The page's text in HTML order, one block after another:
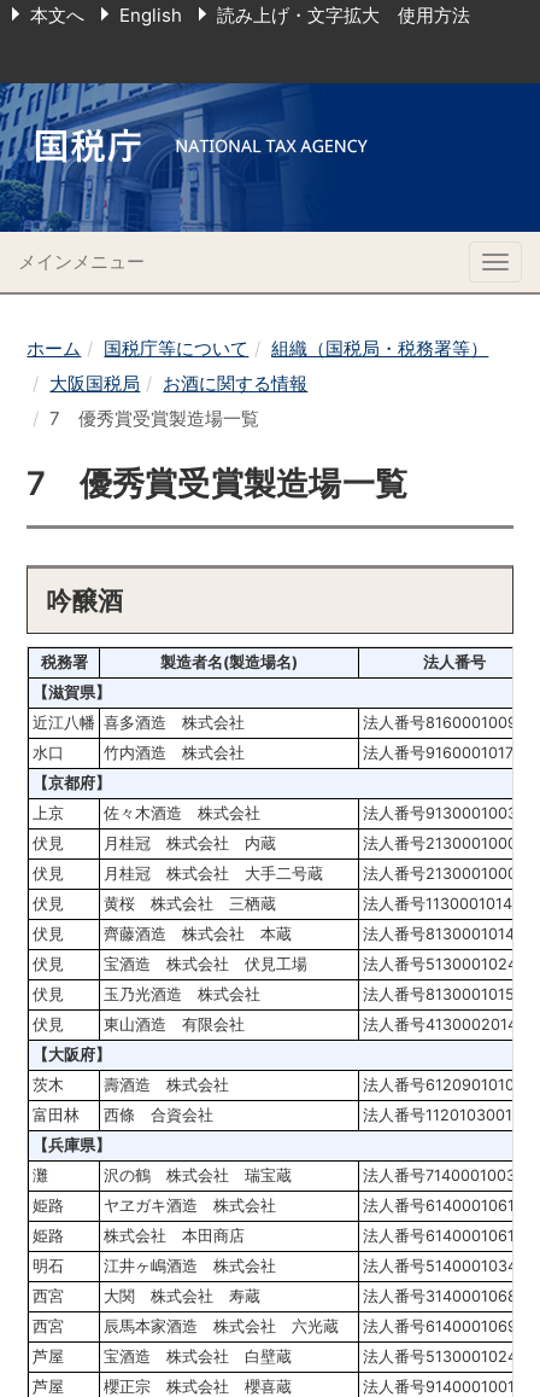
本文へ English 読み上げ・文字拡大 使用方法
メインメニュー
ホーム 国税庁等について
組織（国税局・税務署等）
大阪国税局
お酒に関する情報
7 優秀賞受賞製造場一覧
7 優秀賞受賞製造場一覧
吟醸酒
税務署 製造者名(製造場名)
法人番号
【滋賀県】
近江八幡 喜多酒造 株式会社
法人番号
水口
竹内酒造 株式会社
法人番号9160001017515
【京都府】
上京
佐々木酒造 株式会社
法人番号
伏見
月桂冠 株式会社 内蔵
法人番号
伏見
月桂冠 株式会社 大手二号蔵
法人番号
伏見
黄桜 株式会社 三栖蔵
法人番号1130001014175
伏見
齊藤酒造 株式会社 本蔵
法人番号
伏見
宝酒造 株式会社 伏見工場
法人番号
伏見
玉乃光酒造 株式会社
法人番号
伏見
東山酒造 有限会社
法人番号
【大阪府】
茨木
壽酒造 株式会社
法人番号
富田林
西條 合資会社
法人番号1120103001007
【兵庫県】
灘
沢の鶴 株式会社 瑞宝蔵
法人番号
姫路
ヤヱガキ酒造 株式会社
法人番号
姫路
株式会社 本田商店
法人番号
明石
江井ヶ嶋酒造 株式会社
法人番号
西宮
大関 株式会社 寿蔵
法人番号
西宮
辰馬本家酒造 株式会社 六光蔵
法人番号
芦屋
宝酒造 株式会社 白壁蔵
法人番号
芦屋
櫻正宗 株式会社 櫻喜蔵
法人番号